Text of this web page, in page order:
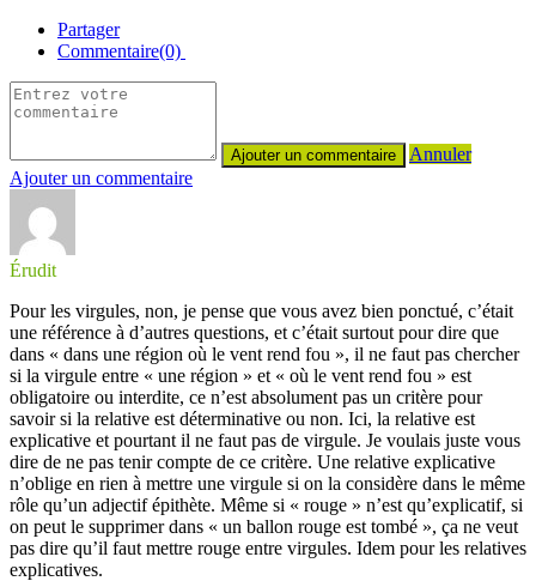
Partager
Commentaire(0)
Annuler
Ajouter un commentaire
Érudit
Pour les virgules, non, je pense que vous avez bien ponctué, c’était
une référence à d’autres questions, et c’était surtout pour dire que
dans « dans une région où le vent rend fou », il ne faut pas chercher
si la virgule entre « une région » et « où le vent rend fou » est
obligatoire ou interdite, ce n’est absolument pas un critère pour
savoir si la relative est déterminative ou non. Ici, la relative est
explicative et pourtant il ne faut pas de virgule. Je voulais juste vous
dire de ne pas tenir compte de ce critère. Une relative explicative
n’oblige en rien à mettre une virgule si on la considère dans le même
rôle qu’un adjectif épithète. Même si « rouge » n’est qu’explicatif, si
on peut le supprimer dans « un ballon rouge est tombé », ça ne veut
pas dire qu’il faut mettre rouge entre virgules. Idem pour les relatives
explicatives.